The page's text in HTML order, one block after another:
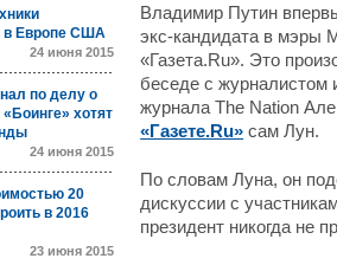
в Европе США
24 июня 2015
по делу о
хотят
24 июня 2015
20
в 2016
23 июня 2015
Владимир Путин
экс-кандидата в мэры
«Газета.Ru». Это
беседе с журналистом
журнала The Nation
«Газете.Ru» сам Лун.
По словам Луна, он
дискуссии с
президент никогда не